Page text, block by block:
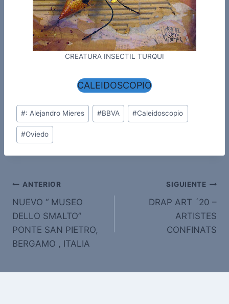
CREATURA INSECTIL TURQUI
CALEIDOSCOPIO
Etiquetas
de
la
#: Alejandro Mieres #BBVA #Caleidoscopio
#Oviedo
Navegación
de
entradas
ANTERIOR
NUEVO “ MUSEO
DELLO SMALTO”
PONTE SAN PIETRO,
BERGAMO , ITALIA
SIGUIENTE
DRAP ART ´20 –
ARTISTES
CONFINATS